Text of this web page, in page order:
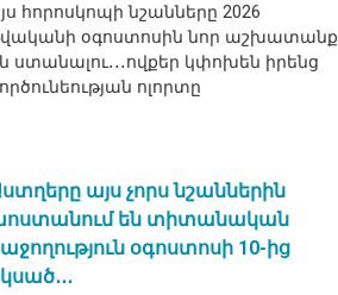
հորոսկոպի նշանները 2026
օգոստոսին նոր աշխատանք
ստանալու․․․ովքեր կփոխեն իրենց
ոլորտը
այս չորս նշաններին
են տիտանական
օգոստոսի 10-ից